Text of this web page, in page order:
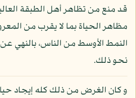
قد منع من تظاهر أهل الطبقة
مظاهر الحياة بما لا يقرب من
النمط الأوسط من الناس، بالنهي عن
نحو ذلك.
و كان الغرض من ذلك كله إيجاد